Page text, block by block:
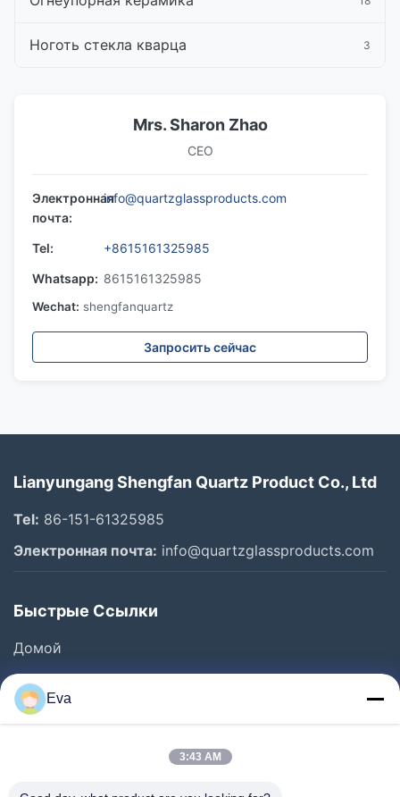
Ноготь стекла кварца 3
Mrs. Sharon Zhao
CEO
Электронная
почта:
info@quartzglassproducts.com
Tel:
+8615161325985
Whatsapp: 8615161325985
Wechat: shengfanquartz
Запросить сейчас
Lianyungang Shengfan Quartz Product Co., Ltd
Tel: 86-151-61325985
Электронная почта: info@quartzglassproducts.com
Быстрые Ссылки
Домой
Продукты
Видеозаписи
Eva
3:43 AM